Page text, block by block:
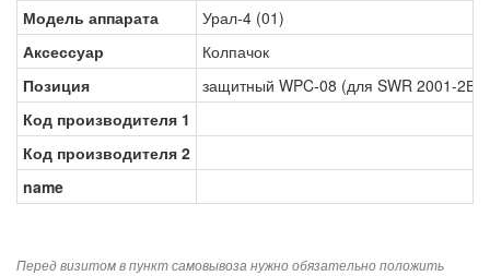
Модель аппарата
Урал-4 (01)
Аксессуар
Колпачок
Позиция
защитный WPC-08 (для SWR 2001-2В3)
Код производителя 1
Код производителя 2
name
Перед визитом в пункт самовывоза нужно обязательно положить